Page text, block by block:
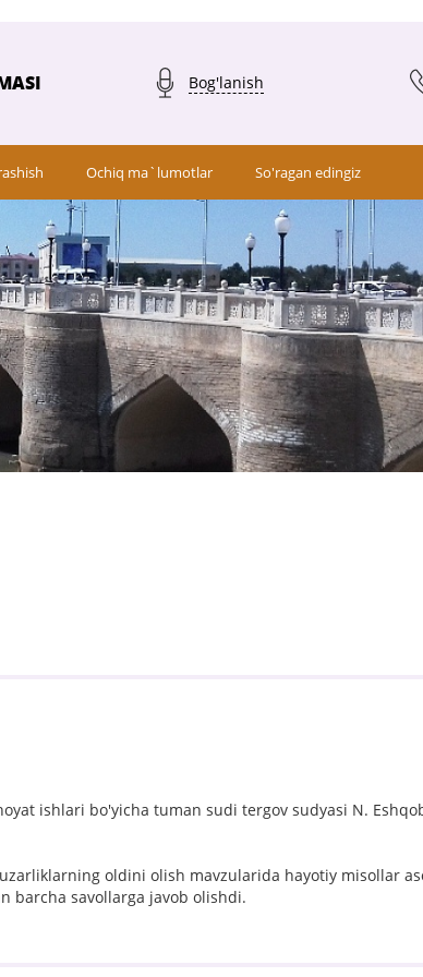
Bog'lanish
Ochiq ma`lumotlar So'ragan edingiz
ishlari bo'yicha tuman sudi tergov sudyasi N.
oldini olish mavzularida hayotiy misollar
barcha savollarga javob olishdi.